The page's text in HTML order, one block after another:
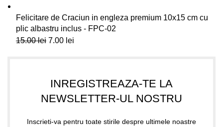
Felicitare de Craciun in engleza premium 10x15 cm cu
plic albastru inclus - FPC-02
15.00lei 7.00 lei
INREGISTREAZA-TE LA
NEWSLETTER-UL NOSTRU
Inscrieti-va pentru toate stirile despre ultimele noastre